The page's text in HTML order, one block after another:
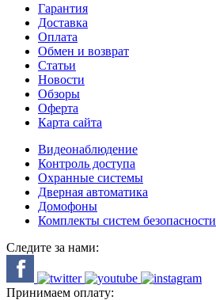
Гарантия
Доставка
Оплата
Обмен и возврат
Статьи
Новости
Обзоры
Оферта
Карта сайта
Видеонаблюдение
Контроль доступа
Охранные системы
Дверная автоматика
Домофоны
Комплекты систем безопасности
Следите за нами:
Принимаем оплату: